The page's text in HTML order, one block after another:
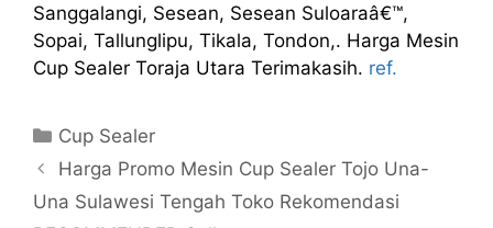
Sanggalangi, Sesean, Sesean Suloaraâ€™,
Sopai, Tallunglipu, Tikala, Tondon,. Harga Mesin
Cup Sealer Toraja Utara Terimakasih. ref.
Kategori
Cup Sealer
Harga Promo Mesin Cup Sealer Tojo Una-
Una Sulawesi Tengah Toko Rekomendasi